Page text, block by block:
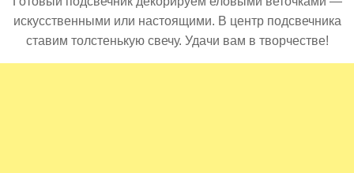
искусственными или настоящими. В центр подсвечника
ставим толстенькую свечу. Удачи вам в творчестве!